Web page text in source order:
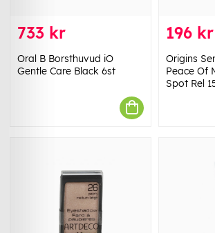
733 kr
Oral B Borsthuvud iO
Gentle Care Black 6st
196 kr
Origins
Peace Of
Spot Rel